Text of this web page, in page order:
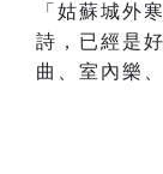
「姑蘇城外
詩，已經是
曲、室內樂